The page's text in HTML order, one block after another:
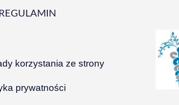
REGULAMIN
korzystania ze strony
prywatności